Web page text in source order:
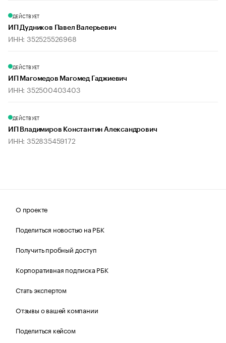
ДЕЙСТВУЕТ
ИП Дудников Павел Валерьевич
ИНН: 352525526968
ДЕЙСТВУЕТ
ИП Магомедов Магомед Гаджиевич
ИНН: 352500403403
ДЕЙСТВУЕТ
ИП Владимиров Константин Александрович
ИНН: 352835459172
О проекте
Поделиться новостью на РБК
Получить пробный доступ
Корпоративная подписка РБК
Стать экспертом
Отзывы о вашей компании
Поделиться кейсом